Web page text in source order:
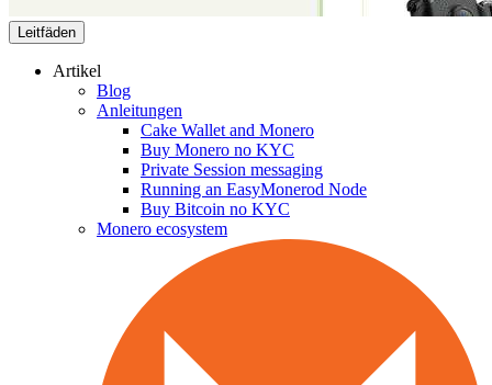
Leitfäden
Artikel
Blog
Anleitungen
Cake Wallet and Monero
Buy Monero no KYC
Private Session messaging
Running an EasyMonerod Node
Buy Bitcoin no KYC
Monero ecosystem